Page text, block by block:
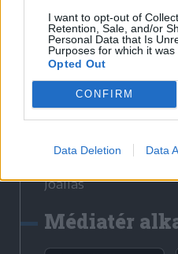
I want to opt-out of
Retention, Sale, and/or
Personal Data that Is
Purposes for which it was
Opted Out
CONFIRM
Data Deletion Data
Székely Sport
Liget
Bihari Napló
Erdélyi Napló
Főtér
Jóállás
Médiatér